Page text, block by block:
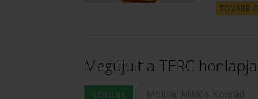
TOVÁBB
Megújult a TERC
RÓLUNK Molnár Miklós Konrád